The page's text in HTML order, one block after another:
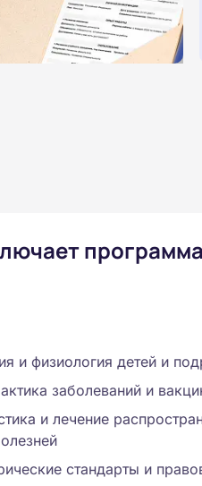
программа
и физиология детей и
заболеваний и
и лечение
стандарты и